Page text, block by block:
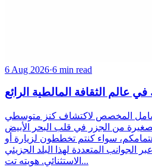
6 Aug 2026·6 min read
عالم الثقافة المالطية الرائع
المخصص لاكتشاف كنز متوسطي
من الجزر في قلب البحر الأبيض
سواء كنتم تخططون لزيارة أو
الجوانب المتعددة لهذا البلد الجزيئي
الاستثنائي. هويته تت...